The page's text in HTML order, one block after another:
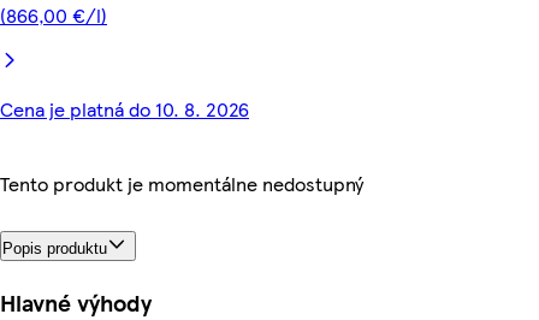
(866,00 €/l)
Cena je platná do 10. 8. 2026
Tento produkt je momentálne nedostupný
Popis produktu
Hlavné výhody